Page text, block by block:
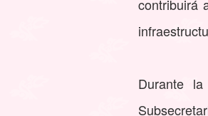
contribuirá
Durante